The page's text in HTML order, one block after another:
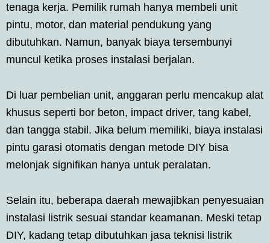
tenaga kerja. Pemilik rumah hanya membeli unit
pintu, motor, dan material pendukung yang
dibutuhkan. Namun, banyak biaya tersembunyi
muncul ketika proses instalasi berjalan.
Di luar pembelian unit, anggaran perlu mencakup alat
khusus seperti bor beton, impact driver, tang kabel,
dan tangga stabil. Jika belum memiliki, biaya instalasi
pintu garasi otomatis dengan metode DIY bisa
melonjak signifikan hanya untuk peralatan.
Selain itu, beberapa daerah mewajibkan penyesuaian
instalasi listrik sesuai standar keamanan. Meski tetap
DIY, kadang tetap dibutuhkan jasa teknisi listrik